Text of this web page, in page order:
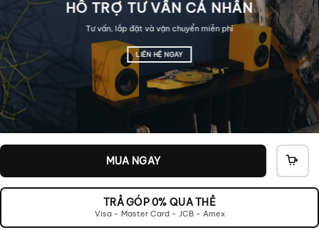
HỖ TRỢ TƯ VẤN CÁ NHÂN
Tư vấn, lắp đặt và vận chuyển miễn phí
LIÊN HỆ NGAY
MUA NGAY
TRẢ GÓP 0% QUA THẺ
Visa - Master Card - JCB - Amex